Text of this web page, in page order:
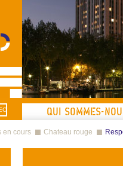
QUI SOMMES-
en cours Chateau rouge